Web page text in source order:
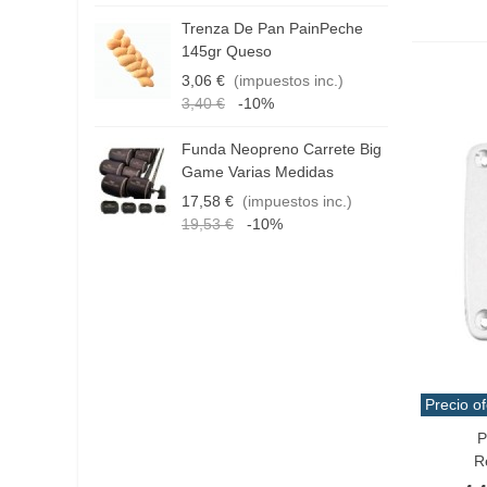
Trenza De Pan PainPeche
145gr Queso
3,06 € (impuestos inc.)
3,40 €
-10%
Funda Neopreno Carrete Big
Game Varias Medidas
17,58 € (impuestos inc.)
19,53 €
-10%
Precio